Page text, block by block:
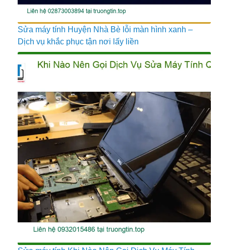
Sửa máy tính Huyện Nhà Bè lỗi màn hình xanh –
Dịch vụ khắc phục tận nơi lấy liền